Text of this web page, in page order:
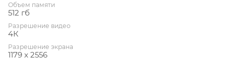
Объем памяти
512 гб
Разрешение видео
4К
Разрешение экрана
1179 x 2556